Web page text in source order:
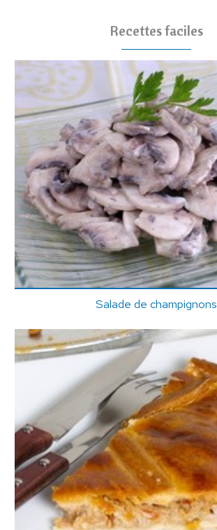
Recettes faciles
Salade de champignons